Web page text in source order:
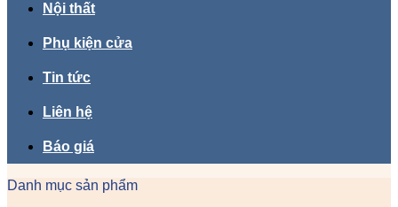
Nội thất
Phụ kiện cửa
Tin tức
Liên hệ
Báo giá
Danh mục sản phẩm